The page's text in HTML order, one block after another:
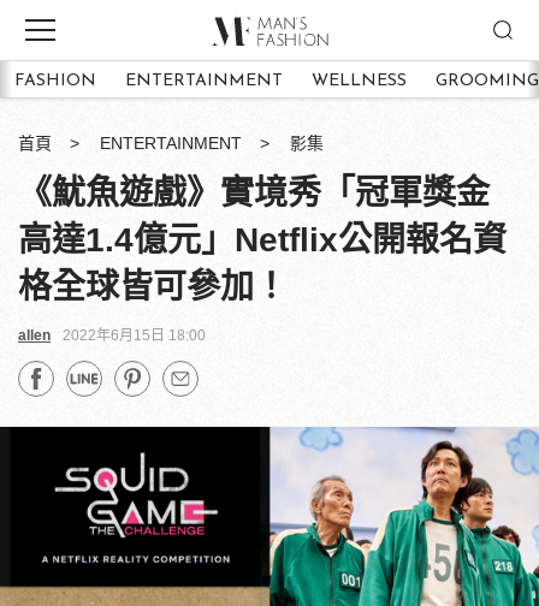
FASHION ENTERTAINMENT WELLNESS GROOMING
首頁 ENTERTAINMENT 影集
《魷魚遊戲》實境秀「冠軍獎金
高達1.4億元」Netflix公開報名資
格全球皆可參加！
allen 2022年6月15日 18:00